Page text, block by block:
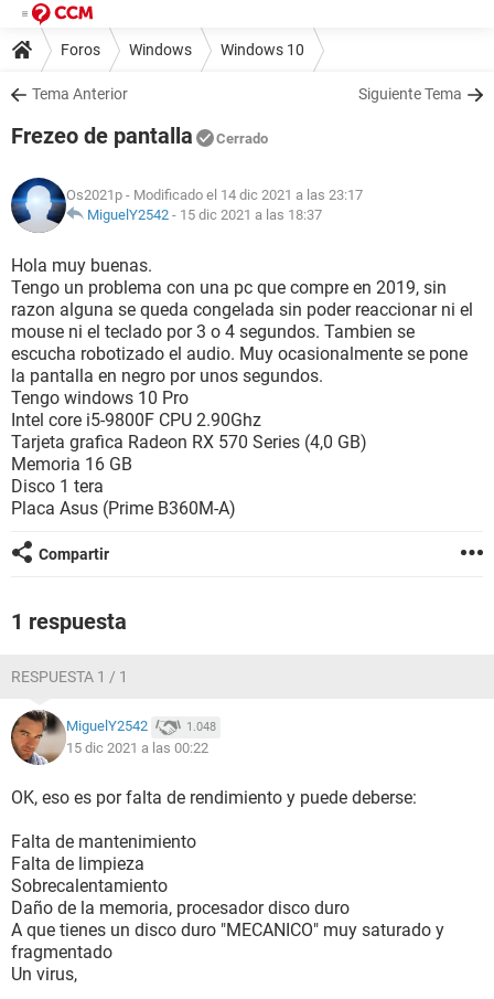
Foros Windows Windows 10
Tema Anterior Siguiente Tema
Frezeo de pantalla Cerrado
Os2021p - Modificado el 14 dic 2021 a las 23:17
MiguelY2542 - 15 dic 2021 a las 18:37
Hola muy buenas.
Tengo un problema con una pc que compre en 2019, sin
razon alguna se queda congelada sin poder reaccionar ni el
mouse ni el teclado por 3 o 4 segundos. Tambien se
escucha robotizado el audio. Muy ocasionalmente se pone
la pantalla en negro por unos segundos.
Tengo windows 10 Pro
Intel core i5-9800F CPU 2.90Ghz
Tarjeta grafica Radeon RX 570 Series (4,0 GB)
Memoria 16 GB
Disco 1 tera
Placa Asus (Prime B360M-A)
Compartir
1 respuesta
RESPUESTA 1 / 1
MiguelY2542 1.048
15 dic 2021 a las 00:22
OK, eso es por falta de rendimiento y puede deberse:
Falta de mantenimiento
Falta de limpieza
Sobrecalentamiento
Daño de la memoria, procesador disco duro
A que tienes un disco duro "MECANICO" muy saturado y
fragmentado
Un virus,